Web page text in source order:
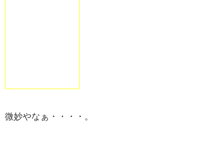
微妙やなぁ・・・・。